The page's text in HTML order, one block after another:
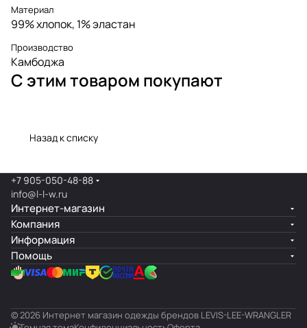
Материал
99% хлопок, 1% эластан
Производство
Камбоджа
С этим товаром покупают
Назад к списку
+7 905-050-48-88
info@l-l-w.ru
Интернет-магазин
Компания
Информация
Помощь
© 2026 Интернет магазин одежды брендов LEVIS-LEE-WRANGLER